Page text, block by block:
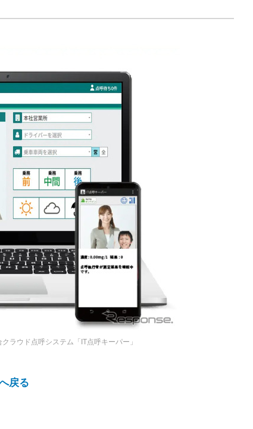
ラウド点呼システム「IT点呼キーパー」
戻る